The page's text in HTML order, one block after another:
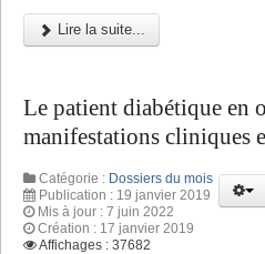
Lire la suite...
Le patient diabétique en
manifestations cliniques
Catégorie : Dossiers du mois
Publication : 19 janvier 2019
Mis à jour : 7 juin 2022
Création : 17 janvier 2019
Affichages : 37682